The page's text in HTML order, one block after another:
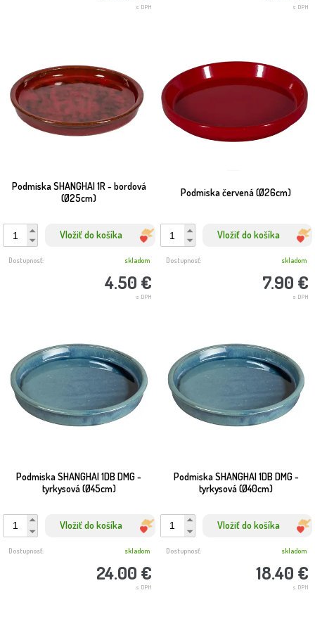
s DPH s DPH
Podmiska SHANGHAI 1R - bordová
(Ø25cm)
Vložiť do košíka
4.50 €
s DPH
Dostupnosť: skladom
Podmiska červená (Ø26cm)
Vložiť do košíka
7.90 €
s DPH
Dostupnosť: skladom
Podmiska SHANGHAI 1DB DMG -
tyrkysová (Ø45cm)
Vložiť do košíka
24.00 €
s DPH
Dostupnosť: skladom
Podmiska SHANGHAI 1DB DMG -
tyrkysová (Ø40cm)
Vložiť do košíka
18.40 €
s DPH
Dostupnosť: skladom